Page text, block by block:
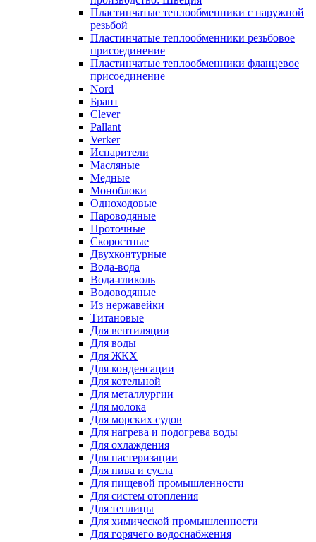
Пластинчатые теплообменники с наружной
резьбой
Пластинчатые теплообменники резьбовое
присоединение
Пластинчатые теплообменники фланцевое
присоединение
Nord
Брант
Clever
Pallant
Verker
Испарители
Масляные
Медные
Моноблоки
Одноходовые
Пароводяные
Проточные
Скоростные
Двухконтурные
Вода-вода
Вода-гликоль
Водоводяные
Из нержавейки
Титановые
Для вентиляции
Для воды
Для ЖКХ
Для конденсации
Для котельной
Для металлургии
Для молока
Для морских судов
Для нагрева и подогрева воды
Для охлаждения
Для пастеризации
Для пива и сусла
Для пищевой промышленности
Для систем отопления
Для теплицы
Для химической промышленности
Для горячего водоснабжения